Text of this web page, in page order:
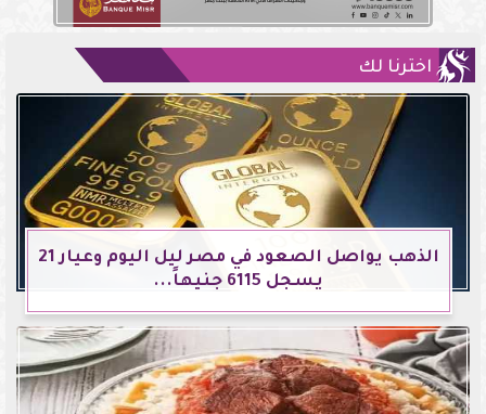
اخترنا لك
الذهب يواصل الصعود في مصر ليل اليوم وعيار 21
يسجل 6115 جنيهاً...